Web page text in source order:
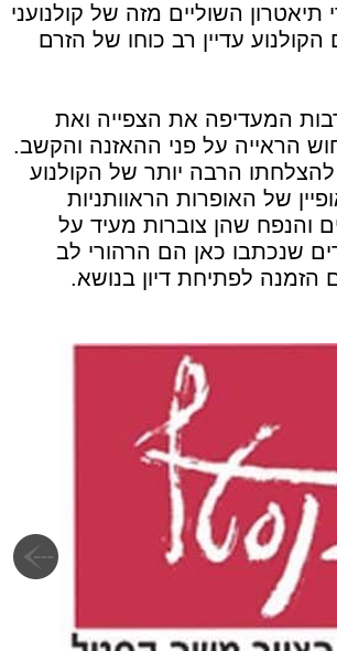
השוליים מזה של קולנועני
עדיין רב כוחו של הזרם
המעדיפה את הצפייה ואת
הראייה על פני ההאזנה והקשב.
להצלחתו הרבה יותר של הקולנוע
של האופרות הראוותניות
והנפח שהן צוברות מעיד על
שנכתבו כאן הם הרהורי לב
הזמנה לפתיחת דיון בנושא.